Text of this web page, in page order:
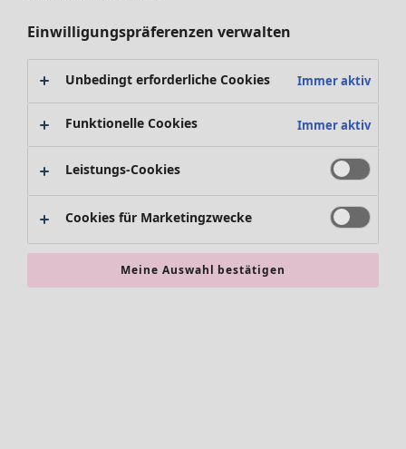
Dekoration
Teppiche
Alles im Sale
Einwilligungspräferenzen verwalten
Unbedingt erforderliche Cookies Immer aktiv
Funktionelle Cookies Immer aktiv
Leistungs-Cookies
Cookies für Marketingzwecke
Meine Auswahl bestätigen